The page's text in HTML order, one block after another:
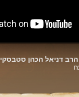
פינת הלכה
הרב דניאל הכהן סטבסקי